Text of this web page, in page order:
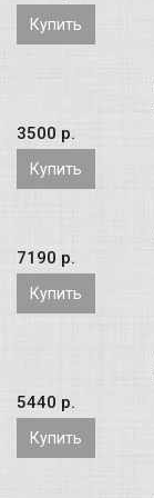
Купить
3500 p.
Купить
7190 p.
Купить
5440 p.
Купить